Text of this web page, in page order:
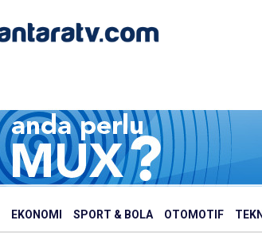
EKONOMI SPORT & BOLA OTOMOTIF